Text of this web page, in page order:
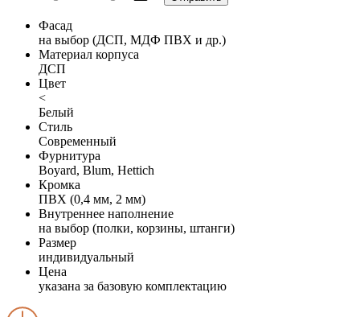
Фасад
на выбор (ДСП, МДФ ПВХ и др.)
Материал корпуса
ДСП
Цвет
<
Белый
Стиль
Современный
Фурнитура
Boyard, Blum, Hettich
Кромка
ПВХ (0,4 мм, 2 мм)
Внутреннее наполнение
на выбор (полки, корзины, штанги)
Размер
индивидуальный
Цена
указана за базовую комплектацию